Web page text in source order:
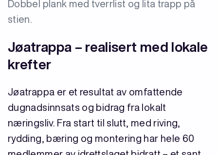
Dobbel plank med tverrlist og lita trapp på
stien.
Jøatrappa – realisert med lokale
krefter
Jøatrappa er et resultat av omfattende
dugnadsinnsats og bidrag fra lokalt
næringsliv. Fra start til slutt, med riving,
rydding, bæring og montering har hele 60